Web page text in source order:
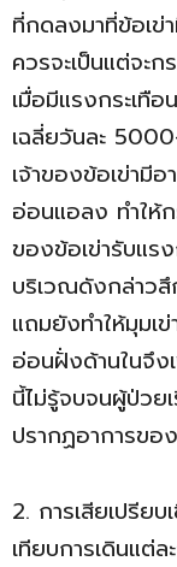
ที่กดลงมาที่ข้อเข่
ควรจะเป็นแต่จะ
เมื่อมีแรงกระเทื
เฉลี่ยวันละ
เจ้าของข้อเข่ามี
อ่อนแอลง ทำให้
ของข้อเข่ารับแร
บริเวณดังกล่าวสึ
แถมยังทำให้มุมเ
อ่อนฝั่งด้านในจึง
นี้ไม่รู้จบจนผู้ป่วย
ปรากฏอาการขอ
2. การเสียเปรีย
เทียบการเดินแต่